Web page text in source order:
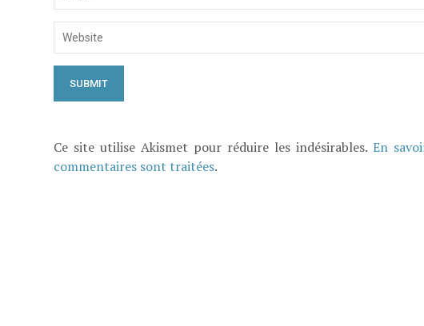
Ce site utilise Akismet pour réduire les indésirables.En
commentaires sont traitées.